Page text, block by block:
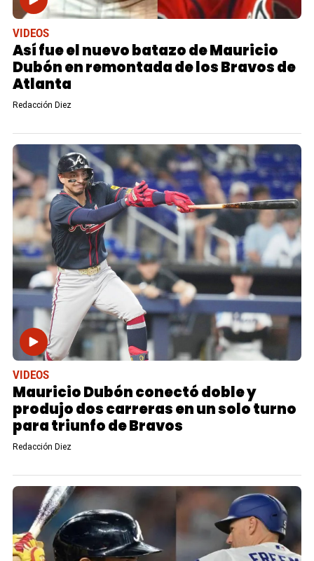
VIDEOS
Así fue el nuevo batazo de Mauricio
Dubón en remontada de los Bravos de
Atlanta
Redacción Diez
VIDEOS
Mauricio Dubón conectó doble y
produjo dos carreras en un solo turno
para triunfo de Bravos
Redacción Diez